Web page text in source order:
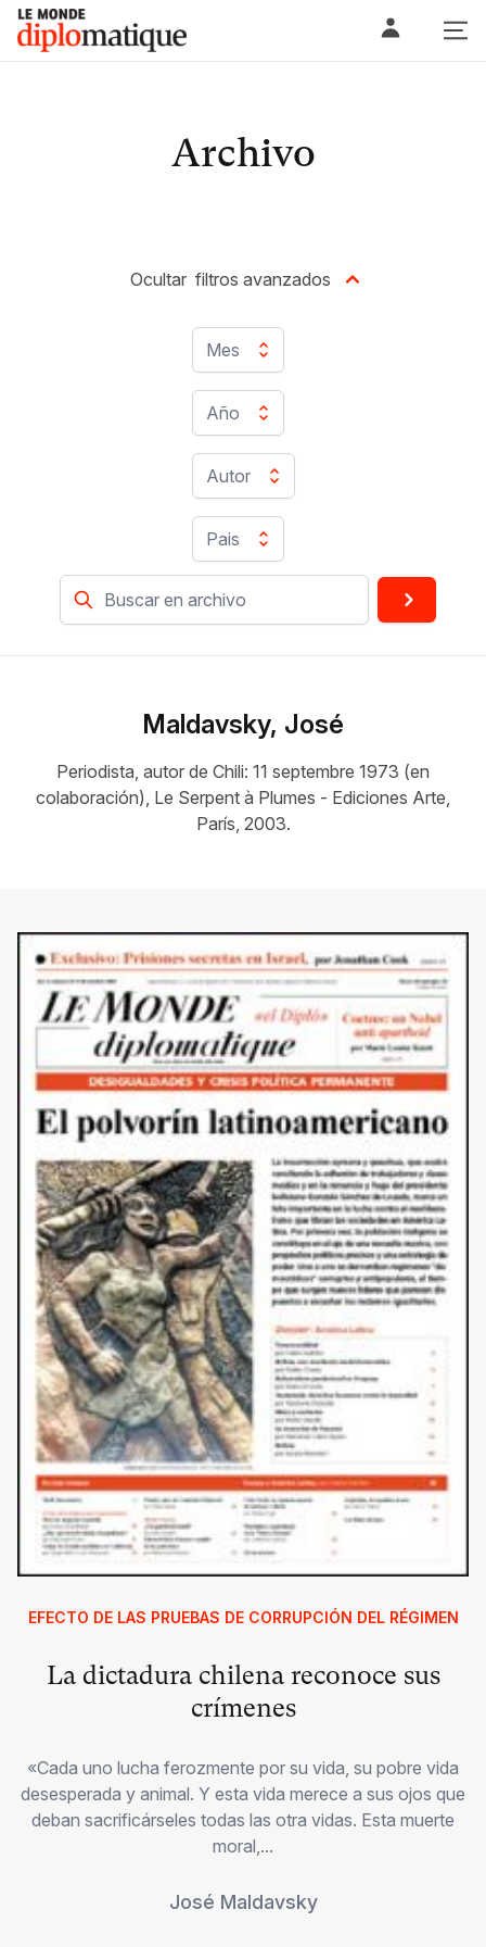
Skip
content
Le monde diplomatique
Archivo
Mes
Año
Autor
Pais
Ocultar filtros avanzados
Maldavsky, José
Periodista, autor de Chili: 11 septembre 1973 (en
colaboración), Le Serpent à Plumes - Ediciones Arte,
París, 2003.
EFECTO DE LAS PRUEBAS DE CORRUPCIÓN DEL RÉGIMEN
La dictadura chilena reconoce sus
crímenes
«Cada uno lucha ferozmente por su vida, su pobre vida
desesperada y animal. Y esta vida merece a sus ojos que
deban sacrificárseles todas las otra vidas. Esta muerte
moral,...
José Maldavsky